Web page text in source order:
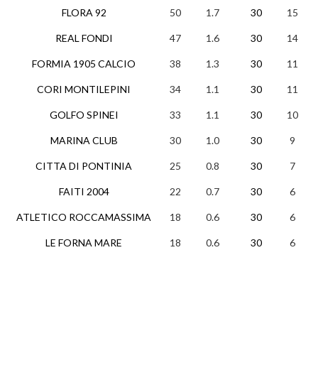
FLORA 92
REAL FONDI
FORMIA 1905 CALCIO
CORI MONTILEPINI
GOLFO SPINEI
MARINA CLUB
CITTA DI PONTINIA
FAITI 2004
ATLETICO ROCCAMASSIMA
LE FORNA MARE
50 1.7 30 15
47 1.6 30 14
38 1.3 30 11
34 1.1 30 11
33 1.1 30 10
30 1.0 30 9
25 0.8 30 7
22 0.7 30 6
18 0.6 30 6
18 0.6 30 6